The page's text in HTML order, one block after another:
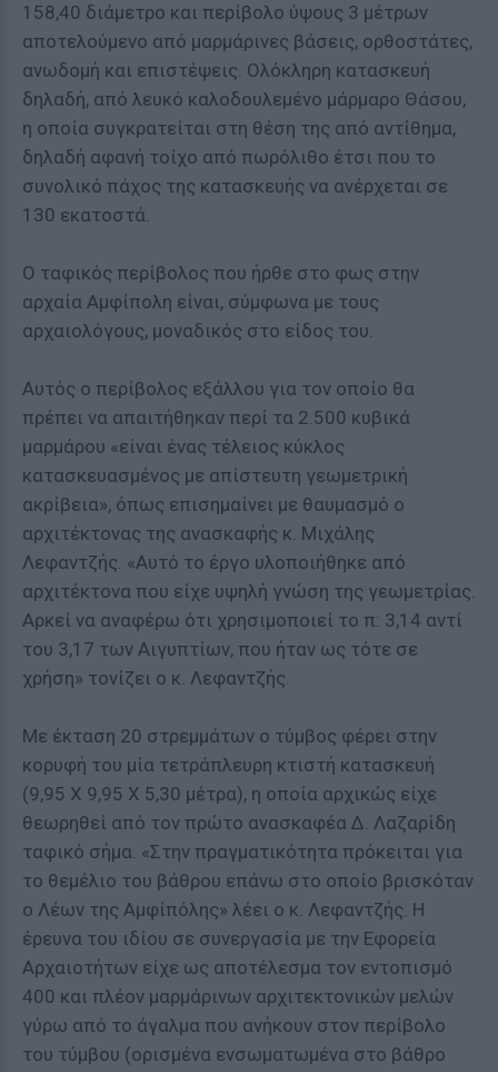
158,40 διάμετρο και περίβολο ύψους 3 μέτρων
αποτελούμενο από μαρμάρινες βάσεις, ορθοστάτες,
ανωδομή και επιστέψεις. Ολόκληρη κατασκευή
δηλαδή, από λευκό καλοδουλεμένο μάρμαρο Θάσου,
η οποία συγκρατείται στη θέση της από αντίθημα,
δηλαδή αφανή τοίχο από πωρόλιθο έτσι που το
συνολικό πάχος της κατασκευής να ανέρχεται σε
130 εκατοστά.
Ο ταφικός περίβολος που ήρθε στο φως στην
αρχαία Αμφίπολη είναι, σύμφωνα με τους
αρχαιολόγους, μοναδικός στο είδος του.
Αυτός ο περίβολος εξάλλου για τον οποίο θα
πρέπει να απαιτήθηκαν περί τα 2.500 κυβικά
μαρμάρου «είναι ένας τέλειος κύκλος
κατασκευασμένος με απίστευτη γεωμετρική
ακρίβεια», όπως επισημαίνει με θαυμασμό ο
αρχιτέκτονας της ανασκαφής κ. Μιχάλης
Λεφαντζής. «Αυτό το έργο υλοποιήθηκε από
αρχιτέκτονα που είχε υψηλή γνώση της γεωμετρίας.
Αρκεί να αναφέρω ότι χρησιμοποιεί το π: 3,14 αντί
του 3,17 των Αιγυπτίων, που ήταν ως τότε σε
χρήση» τονίζει ο κ. Λεφαντζής.
Με έκταση 20 στρεμμάτων ο τύμβος φέρει στην
κορυφή του μία τετράπλευρη κτιστή κατασκευή
(9,95 Χ 9,95 Χ 5,30 μέτρα), η οποία αρχικώς είχε
θεωρηθεί από τον πρώτο ανασκαφέα Δ. Λαζαρίδη
ταφικό σήμα. «Στην πραγματικότητα πρόκειται για
το θεμέλιο του βάθρου επάνω στο οποίο βρισκόταν
ο Λέων της Αμφίπόλης» λέει ο κ. Λεφαντζής. Η
έρευνα του ιδίου σε συνεργασία με την Εφορεία
Αρχαιοτήτων είχε ως αποτέλεσμα τον εντοπισμό
400 και πλέον μαρμάρινων αρχιτεκτονικών μελών
γύρω από το άγαλμα που ανήκουν στον περίβολο
του τύμβου (ορισμένα ενσωματωμένα στο βάθρο